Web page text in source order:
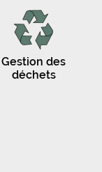
Gestion des
déchets